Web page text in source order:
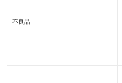
不良品